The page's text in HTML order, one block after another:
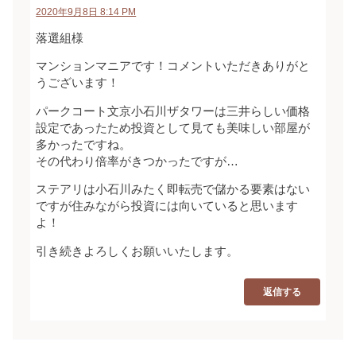
2020年9月8日 8:14 PM
落選組様
マンションマニアです！コメントいただきありがと
うございます！
パークコート文京小石川ザタワーは三井らしい価格
設定であったため投資として見ても美味しい部屋が
多かったですね。
その代わり倍率がきつかったですが…
ステアリは小石川みたく即転売で儲かる要素はない
ですが住みながら投資には向いていると思います
よ！
引き続きよろしくお願いいたします。
返信する